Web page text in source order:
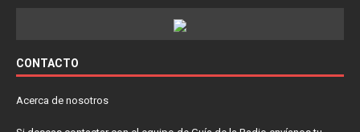
CONTACTO
Acerca de nosotros